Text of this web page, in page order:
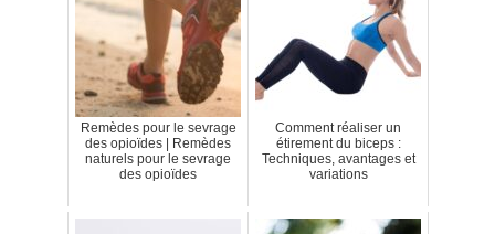
Remèdes pour le sevrage
des opioïdes | Remèdes
naturels pour le sevrage
des opioïdes
Comment réaliser un
étirement du biceps :
Techniques, avantages et
variations